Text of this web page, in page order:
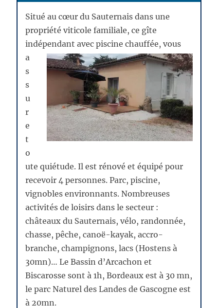
Situé au cœur du Sauternais dans une
propriété viticole familiale, ce gîte
indépendant avec piscinechauffée, vous
a
s
s
u
r
e
t
o
ute quiétude. Il est rénové et équipé pour
recevoir 4 personnes. Parc, piscine,
vignobles environnants. Nombreuses
activités de loisirs dans le secteur :
châteaux du Sauternais, vélo, randonnée,
chasse, pêche, canoë-kayak, accro-
branche, champignons, lacs (Hostens à
30mn)… Le Bassin d’Arcachon et
Biscarosse sont à 1h, Bordeaux est à 30 mn,
le parc Naturel des Landes de Gascogne est
à 20mn.